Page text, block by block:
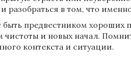
в том, что
предвестником хороших
и новых начал.
контекста и ситуации.